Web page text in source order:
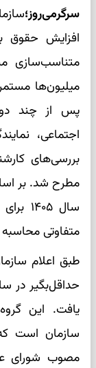
سرگرمی‌روز؛
افزایش حقوق
متناسب‌سازی
میلیون‌ها
پس از چند
اجتماعی،
بررسی‌های
مطرح شد. بر
سال
متفاوتی
طبق اعلام
یافت. این
سازمان است
مصوب شورای